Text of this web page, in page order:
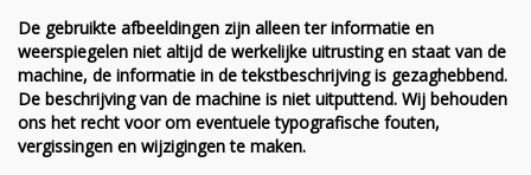
De gebruikte afbeeldingen zijn alleen ter informatie en
weerspiegelen niet altijd de werkelijke uitrusting en staat van de
machine, de informatie in de tekstbeschrijving is gezaghebbend.
De beschrijving van de machine is niet uitputtend. Wij behouden
ons het recht voor om eventuele typografische fouten,
vergissingen en wijzigingen te maken.